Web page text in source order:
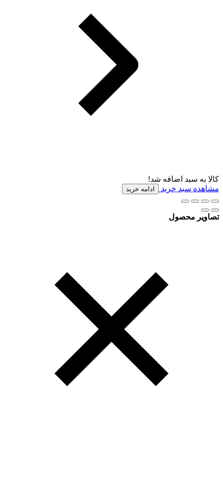
کالا به سبد اضافه شد!
مشاهده سبد خرید
ادامه خرید
تصاویر محصول